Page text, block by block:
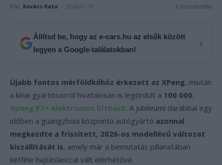
Írta: Kovács Kata - 2026-01-10 0 hozzászólás
Állítsd be, hogy az e-cars.hu az elsők között
legyen a Google-találatokban!
›
Újabb fontos mérföldkőhöz érkezett az XPeng, miután
a kínai gyártósorról hivatalosan is legördült a 100 000.
Xpeng P7+ elektromos liftback. A jubileumi darabbal egy
időben a guangzhoui központú autógyártó azonnal
megkezdte a frissített, 2026-os modellévű változat
kiszállítását is, amely már a bemutatás pillanatában
kétféle hajtáslánccal vált elérhetővé.